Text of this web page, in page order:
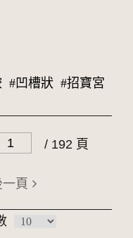
#凹槽狀 #招寶宮
/ 192 頁
頁